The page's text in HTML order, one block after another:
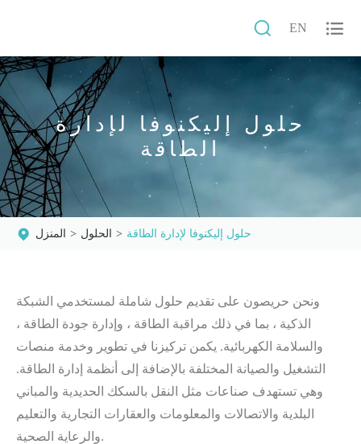
 EN 
حلول إليكنوفا لإدارة
الطاقة
المنزل الحلول حلول إليكنوفا لإدارة الطاقة
ونحن حريصون على تقديم حلول شاملة لمستخدمي الشبكة
الذكية ، بما في ذلك مراقبة الطاقة ، وإدارة جودة الطاقة ،
والسلامة الكهربائية. يكمن تركيزنا في تطوير وخدمة منصات
التشغيل والصيانة المختلفة بالإضافة إلى أنظمة إدارة الطاقة.
وهي تستهدف صناعات مثل النقل بالسكك الحديدية والمباني
البلدية والاتصالات والمعلومات والعقارات التجارية والتعليم
والرعاية الصحية.